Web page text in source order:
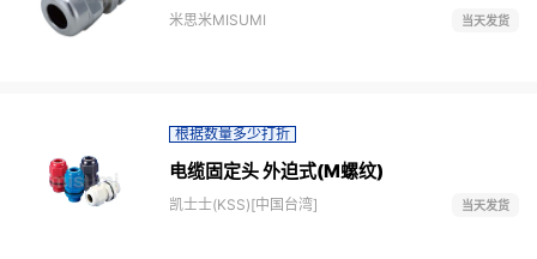
米思米MISUMI 当天发货
根据数量多少打折
电缆固定头 外迫式(M螺纹)
凯士士(KSS)[中国台湾] 当天发货